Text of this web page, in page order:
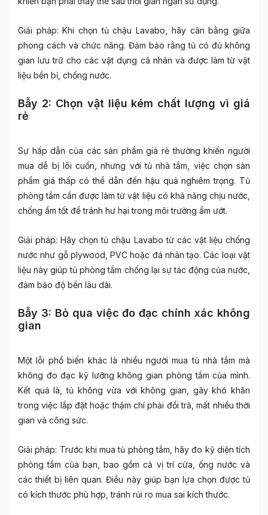
Giải pháp: Khi chọn tủ chậu Lavabo, hãy cân bằng giữa
phong cách và chức năng. Đảm bảo rằng tủ có đủ không
gian lưu trữ cho các vật dụng cá nhân và được làm từ vật
liệu bền bỉ, chống nước.
Bẫy 2: Chọn vật liệu kém chất lượng vì giá
rẻ
Sự hấp dẫn của các sản phẩm giá rẻ thường khiến người
mua dễ bị lôi cuốn, nhưng với tủ nhà tắm, việc chọn sản
phẩm giá thấp có thể dẫn đến hậu quả nghiêm trọng. Tủ
phòng tắm cần được làm từ vật liệu có khả năng chịu nước,
chống ẩm tốt để tránh hư hại trong môi trường ẩm ướt.
Giải pháp: Hãy chọn tủ chậu Lavabo từ các vật liệu chống
nước như gỗ plywood, PVC hoặc đá nhân tạo. Các loại vật
liệu này giúp tủ phòng tắm chống lại sự tác động của nước,
đảm bảo độ bền lâu dài.
Bẫy 3: Bỏ qua việc đo đạc chính xác không
gian
Một lỗi phổ biến khác là nhiều người mua tủ nhà tắm mà
không đo đạc kỹ lưỡng không gian phòng tắm của mình.
Kết quả là, tủ không vừa với không gian, gây khó khăn
trong việc lắp đặt hoặc thậm chí phải đổi trả, mất nhiều thời
gian và công sức.
Giải pháp: Trước khi mua tủ phòng tắm, hãy đo kỹ diện tích
phòng tắm của bạn, bao gồm cả vị trí cửa, ống nước và
các thiết bị liên quan. Điều này giúp bạn lựa chọn được tủ
có kích thước phù hợp, tránh rủi ro mua sai kích thước.